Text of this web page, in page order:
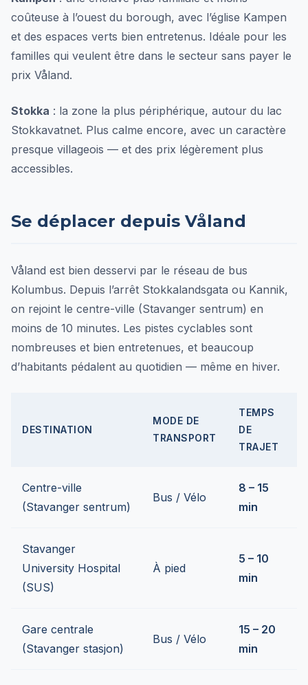
coûteuse à l’ouest du borough, avec l’église Kampen
et des espaces verts bien entretenus. Idéale pour les
familles qui veulent être dans le secteur sans payer le
prix Våland.
Stokka : la zone la plus périphérique, autour du lac
Stokkavatnet. Plus calme encore, avec un caractère
presque villageois — et des prix légèrement plus
accessibles.
Se déplacer depuis Våland
Våland est bien desservi par le réseau de bus
Kolumbus. Depuis l’arrêt Stokkalandsgata ou Kannik,
on rejoint le centre-ville (Stavanger sentrum) en
moins de 10 minutes. Les pistes cyclables sont
nombreuses et bien entretenues, et beaucoup
d’habitants pédalent au quotidien — même en hiver.
DESTINATION
MODE DE
TRANSPORT
TEMPS
DE
TRAJET
Centre-ville
(Stavanger sentrum)
Bus / Vélo
8 – 15
min
Stavanger
University Hospital
(SUS)
À pied
5 – 10
min
Gare centrale
(Stavanger stasjon)
Bus / Vélo
15 – 20
min